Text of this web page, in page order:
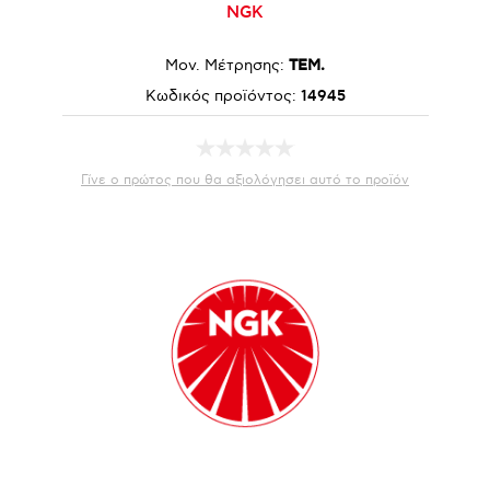
NGK
Μον. Μέτρησης: ΤΕΜ.
Κωδικός προϊόντος: 14945
Γίνε ο πρώτος που θα αξιολόγησει αυτό το προϊόν